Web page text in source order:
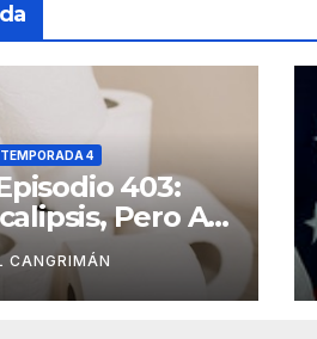
TEMPORADA 4
403:
Pero Al
CANGRIMÁN